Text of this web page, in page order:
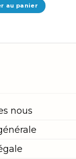
2.990,00 MAD..
au panier
nous